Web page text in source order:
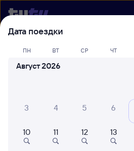
Выберите день,
билеты Коршуниха-
Откуда
Куда
Дата поездки
ПН ВТ СР ЧТ
Август 2026
3 4 5 6
10 11 12 13